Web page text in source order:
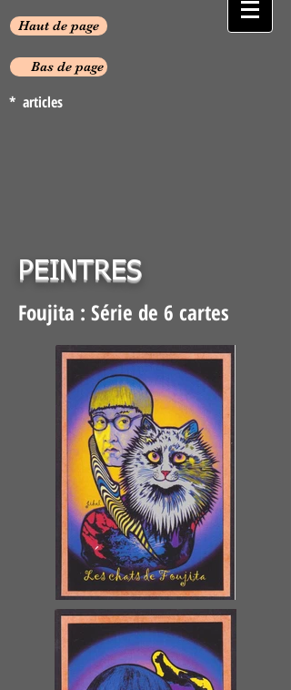
Haut de page
Bas de page
* articles
PEINTRES
Foujita : Série de 6 cartes